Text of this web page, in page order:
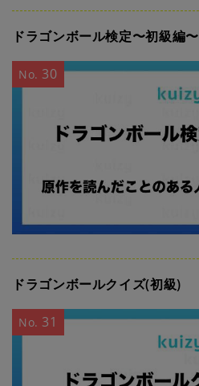
ドラゴンボール検定〜初級編〜
No. 30
ドラゴンボールクイズ(初級)
No. 31